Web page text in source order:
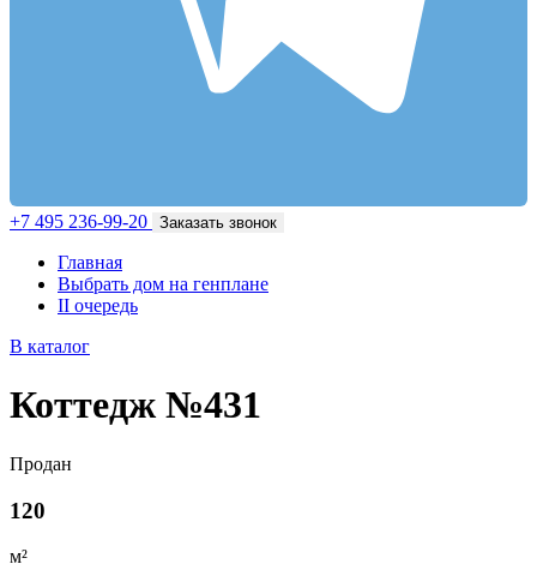
+7 495 236-99-20 Заказать звонок
Главная
Выбрать дом на генплане
II очередь
В каталог
Коттедж №431
Продан
120
м²